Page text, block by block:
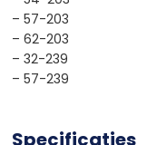
– 57-203
– 62-203
– 32-239
– 57-239
Specificaties